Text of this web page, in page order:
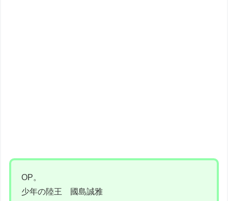
OP。
少年の陸王 國島誠雅